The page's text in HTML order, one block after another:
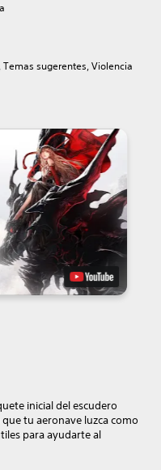
sugerentes, Violencia
inicial del escudero
tu aeronave luzca como
para ayudarte al